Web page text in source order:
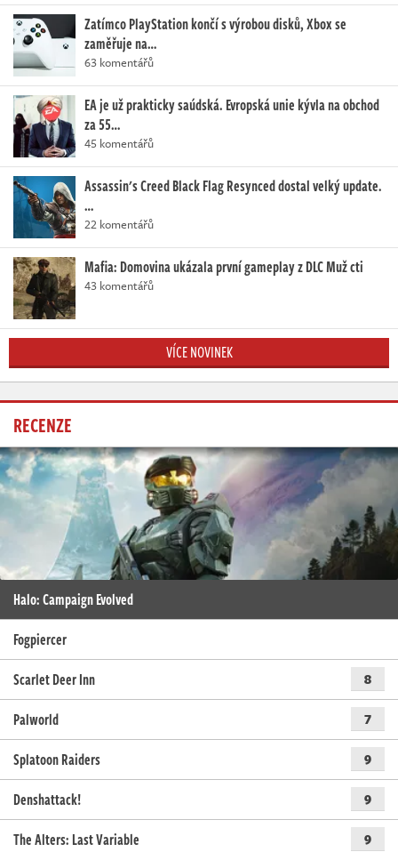
Zatímco PlayStation končí s výrobou disků, Xbox se
zaměřuje na…
63 komentářů
EA je už prakticky saúdská. Evropská unie kývla na obchod
za 55…
45 komentářů
Assassin's Creed Black Flag Resynced dostal velký update.
…
22 komentářů
Mafia: Domovina ukázala první gameplay z DLC Muž cti
43 komentářů
VÍCE NOVINEK
RECENZE
Halo: Campaign Evolved
Fogpiercer
Scarlet Deer Inn
8
Palworld 7
Splatoon Raiders 9
Denshattack! 9
The Alters: Last Variable 9